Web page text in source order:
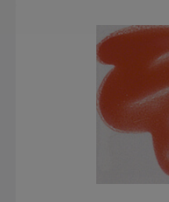
Bildergalerie überspringen